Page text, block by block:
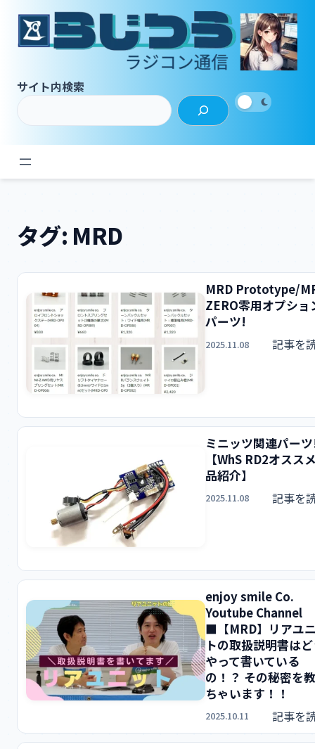
サイト内検索
タグ: MRD
MRD Prototype/
ZERO零用オプショ
パーツ!
2025.11.08 記事を
ミニッツ関連パー
【WhS RD2オスス
品紹介】
2025.11.08 記事を
enjoy smile Co.
Youtube Channel
■【MRD】リアユ
トの取扱説明書は
やって書いている
の！？ その秘密を
ちゃいます！！
2025.10.11 記事を